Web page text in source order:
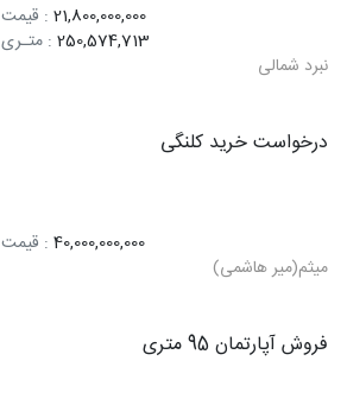
21,800,000,000 : قیمت
250,574,713 : متـری
نبرد شمالی
درخواست خرید کلنگی
40,000,000,000 : قیمت
میثم(میر هاشمی)
فروش آپارتمان 95 متری